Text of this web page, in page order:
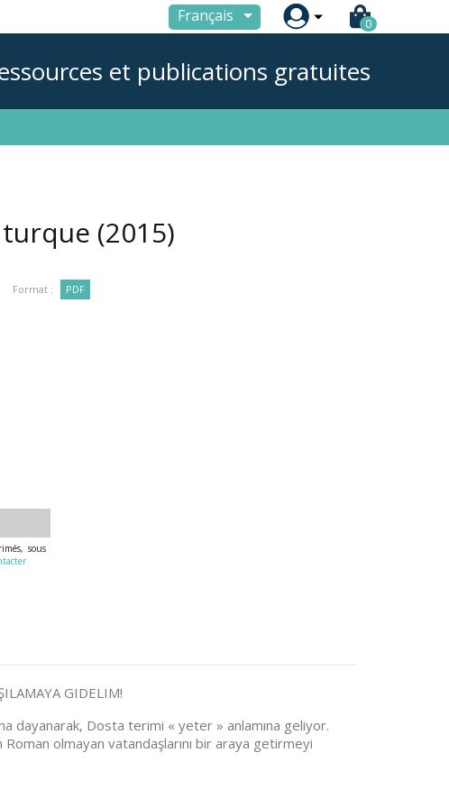
Français  0
et publications gratuites
(2015)
Format : PDF
sous
GIDELIM!
dayanarak, Dosta terimi « yeter » anlamına geliyor.
Roman olmayan vatandaşlarını bir araya getirmeyi